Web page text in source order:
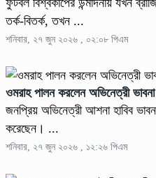
ফুটবল বিশ্বকাপের উন্মাদনায় যখন
তর্ক-বিতর্ক, তখন ...
শনিবার, ২৭ জুন ২০২৬ , ০২:০৮ পিএম
ওমরাহ পালন করলেন অভিনেত্রী ভাবনা
জনপ্রিয় অভিনেত্রী আশনা হাবিব
করেছেন। ...
শনিবার, ২৭ জুন ২০২৬ , ১২:২৬ পিএম